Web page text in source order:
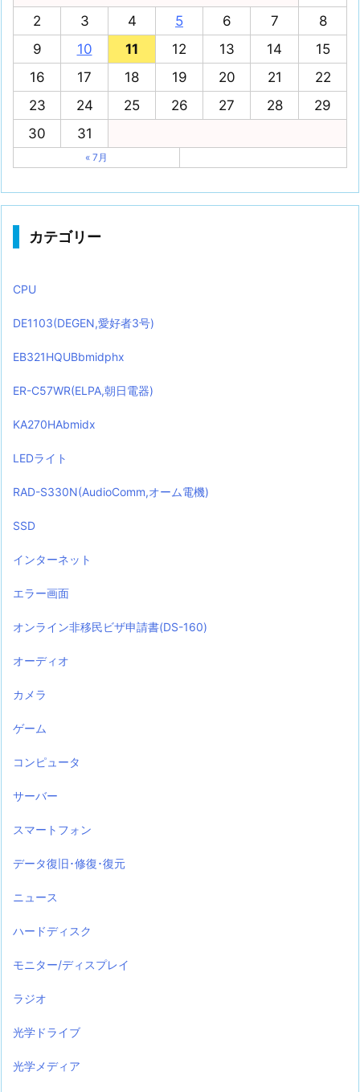
2
3 4 5 6 7
8
9
10 11 12 13 14
15
16
17 18 19 20 21
22
23
24 25 26 27 28
29
30
31
« 7月
カテゴリー
CPU
DE1103(DEGEN,愛好者3号)
EB321HQUBbmidphx
ER-C57WR(ELPA,朝日電器)
KA270HAbmidx
LEDライト
RAD-S330N(AudioComm,オーム電機)
SSD
インターネット
エラー画面
オンライン非移民ビザ申請書(DS-160)
オーディオ
カメラ
ゲーム
コンピュータ
サーバー
スマートフォン
データ復旧･修復･復元
ニュース
ハードディスク
モニター/ディスプレイ
ラジオ
光学ドライブ
光学メディア